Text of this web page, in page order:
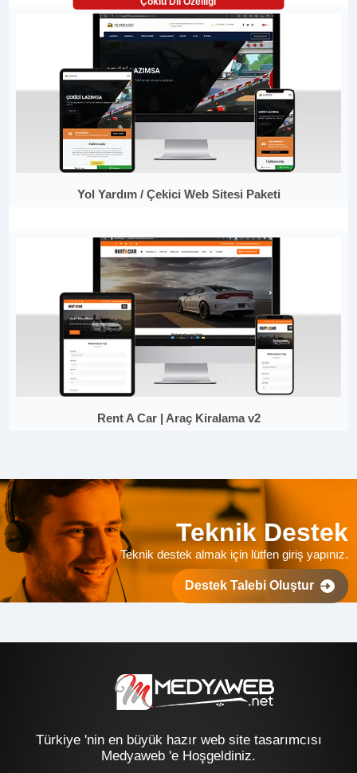
Yol Yardım / Çekici Web Sitesi Paketi
Rent A Car | Araç Kiralama v2
Teknik Destek
Teknik destek almak için lütfen giriş yapınız.
Destek Talebi Oluştur
Türkiye 'nin en büyük hazır web site tasarımcısı
Medyaweb 'e Hoşgeldiniz.